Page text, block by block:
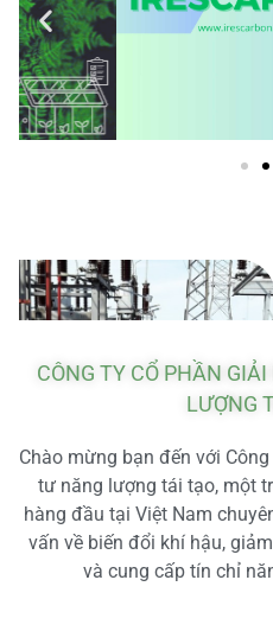
CÔNG TY CỔ PHẦN
LƯỢNG
Chào mừng bạn đến với
tư năng lượng tái tạo, một
hàng đầu tại Việt Nam
vấn về biến đổi khí hậu,
và cung cấp tín chỉ